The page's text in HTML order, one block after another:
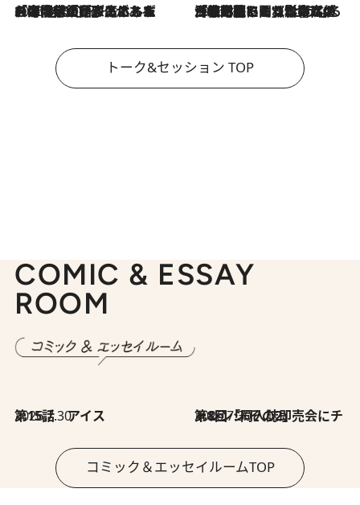
2026.8.3
「今後値上げがあるとすれば…」「リスクがあるのは今年の冬」エネルギー専門家が語る、ホルムズ海峡封鎖が家庭にもたらす“ある心配” 2026.8.3
「住宅建てられない…」「サーチャージ料の高値が続いている」ホルムズ海峡封鎖による影響はいつまで続く？《エネルギー専門家に聞く“どうなる日本の暮らし”》
トーク&セッション TOP
COMIC & ESSAY
ROOM
2026.7.30
第15話 アイス 2026.7.30
第8回「同人誌即売会にチャレンジ その2」
コミック＆エッセイルームTOP